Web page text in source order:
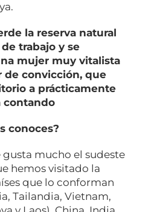
la reserva natural
trabajo y se
mujer muy vitalista
de convicción, que
a prácticamente
contando
conoces?
gusta mucho el sudeste
hemos visitado la
que lo conforman
Tailandia, Vietnam,